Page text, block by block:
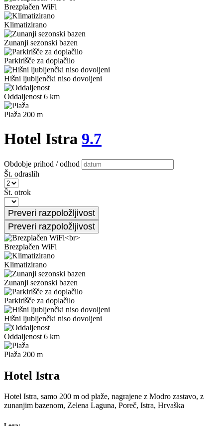
Brezplačen WiFi
Klimatizirano
Zunanji sezonski bazen
Parkirišče za doplačilo
Hišni ljubljenčki niso dovoljeni
Oddaljenost 6 km
Plaža 200 m
Hotel Istra 9.7
Obdobje prihod / odhod
Št. odraslih
Št. otrok
Brezplačen WiFi
Klimatizirano
Zunanji sezonski bazen
Parkirišče za doplačilo
Hišni ljubljenčki niso dovoljeni
Oddaljenost 6 km
Plaža 200 m
Hotel Istra
Hotel Istra, samo 200 m od plaže, nagrajene z Modro zastavo, z
zunanjim bazenom, Zelena Laguna, Poreč, Istra, Hrvaška